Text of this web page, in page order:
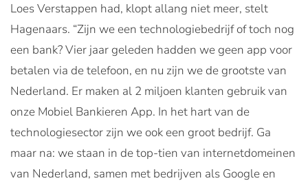
Loes Verstappen had, klopt allang niet meer, stelt
Hagenaars. “Zijn we een technologiebedrijf of toch nog
een bank? Vier jaar geleden hadden we geen app voor
betalen via de telefoon, en nu zijn we de grootste van
Nederland. Er maken al 2 miljoen klanten gebruik van
onze Mobiel Bankieren App. In het hart van de
technologiesector zijn we ook een groot bedrijf. Ga
maar na: we staan in de top-tien van internetdomeinen
van Nederland, samen met bedrijven als Google en